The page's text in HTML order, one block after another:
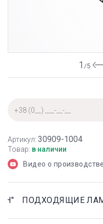
1 /5
Артикул: 30909-1004
Товар: в наличии
Видео о производстве
ПОДХОДЯЩИЕ